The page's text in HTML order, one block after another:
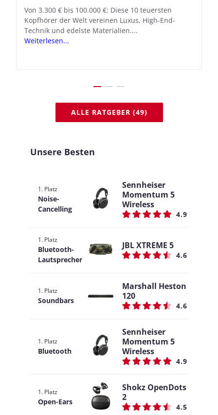
Von 3.300 € bis 100.000 €: Diese 10 teuersten
Kopfhörer der Welt vereinen Luxus, High-End-
Technik und edelste Materialien....
Weiterlesen...
Feature ein
Mit iOS 18.1 und den AirPods Pro 2 verwandelt
Apple seine In-Ear-Kopfhörer in kostengünstige
Hörhilfen. In wenigen Schritten...
ALLE RATGEBER (49)
Unsere Besten
1. Platz
Noise-
Cancelling
Sennheiser
Momentum 5
Wireless
4.9
1. Platz
Bluetooth-
Lautsprecher
JBL XTREME 5
4.6
1. Platz
Soundbars
Marshall Heston
120
4.6
1. Platz
Bluetooth
Sennheiser
Momentum 5
Wireless
4.9
1. Platz
Open-Ears
Shokz OpenDots
2
4.5